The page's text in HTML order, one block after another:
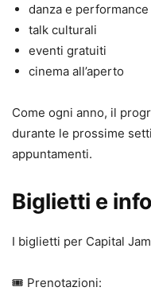
danza e
talk culturali
eventi gratuiti
cinema all’aperto
Come ogni anno, il
durante le prossime
appuntamenti.
Biglietti e
I biglietti per Capital
🎟️ Prenotazioni: